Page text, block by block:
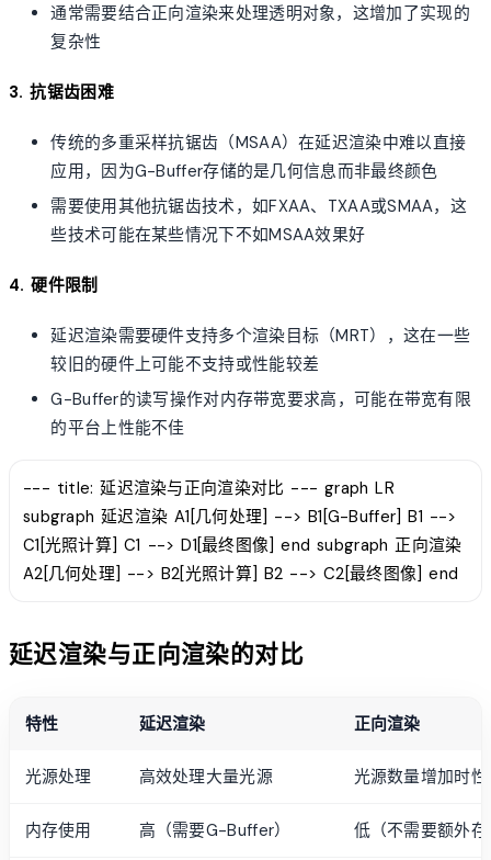
通常需要结合正向渲染来处理透明对象，这增加了实现的
复杂性
3. 抗锯齿困难
传统的多重采样抗锯齿（MSAA）在延迟渲染中难以直接
应用，因为G-Buffer存储的是几何信息而非最终颜色
需要使用其他抗锯齿技术，如FXAA、TXAA或SMAA，这
些技术可能在某些情况下不如MSAA效果好
4. 硬件限制
延迟渲染需要硬件支持多个渲染目标（MRT），这在一些
较旧的硬件上可能不支持或性能较差
G-Buffer的读写操作对内存带宽要求高，可能在带宽有限
的平台上性能不佳
--- title: 延迟渲染与正向渲染对比 --- graph LR
subgraph 延迟渲染 A1[几何处理] --> B1[G-Buffer] B1 -->
C1[光照计算] C1 --> D1[最终图像] end subgraph 正向渲染
A2[几何处理] --> B2[光照计算] B2 --> C2[最终图像] end
延迟渲染与正向渲染的对比
特性 延迟渲染 正向渲染
光源处理 高效处理大量光源 光源数量增加时
内存使用 高（需要G-Buffer） 低（不需要额外